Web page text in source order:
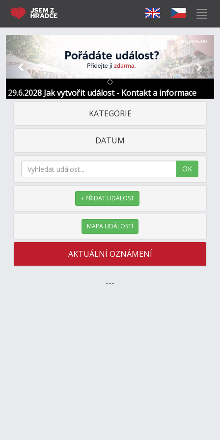
29.6.2028 Jak vytvořit událost - Kontakt a informace
Předchozí Další
Sponzorováno
KATEGORIE
DATUM
OK
+ PŘIDAT UDÁLOST
MAPA UDÁLOSTÍ
AKTUÁLNÍ OZNÁMENÍ
---